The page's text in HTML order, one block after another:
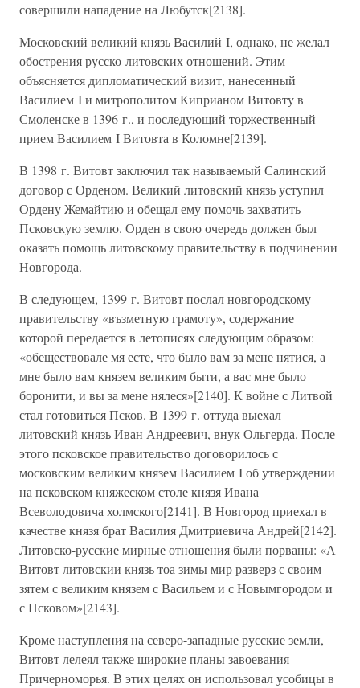
совершили нападение на Любутск[2138].
Московский великий князь Василий I, однако, не желал
обострения русско-литовских отношений. Этим
объясняется дипломатический визит, нанесенный
Василием I и митрополитом Киприаном Витовту в
Смоленске в 1396 г., и последующий торжественный
прием Василием I Витовта в Коломне[2139].
В 1398 г. Витовт заключил так называемый Салинский
договор с Орденом. Великий литовский князь уступил
Ордену Жемайтию и обещал ему помочь захватить
Псковскую землю. Орден в свою очередь должен был
оказать помощь литовскому правительству в подчинении
Новгорода.
В следующем, 1399 г. Витовт послал новгородскому
правительству «възметную грамоту», содержание
которой передается в летописях следующим образом:
«обеществовале мя есте, что было вам за мене нятися, а
мне было вам князем великим быти, а вас мне было
боронити, и вы за мене нялеся»[2140]. К войне с Литвой
стал готовиться Псков. В 1399 г. оттуда выехал
литовский князь Иван Андреевич, внук Ольгерда. После
этого псковское правительство договорилось с
московским великим князем Василием I об утверждении
на псковском княжеском столе князя Ивана
Всеволодовича холмского[2141]. В Новгород приехал в
качестве князя брат Василия Дмитриевича Андрей[2142].
Литовско-русские мирные отношения были порваны: «А
Витовт литовскии князь тоа зимы мир разверз с своим
зятем с великим князем с Васильем и с Новымгородом и
с Псковом»[2143].
Кроме наступления на северо-западные русские земли,
Витовт лелеял также широкие планы завоевания
Причерноморья. В этих целях он использовал усобицы в